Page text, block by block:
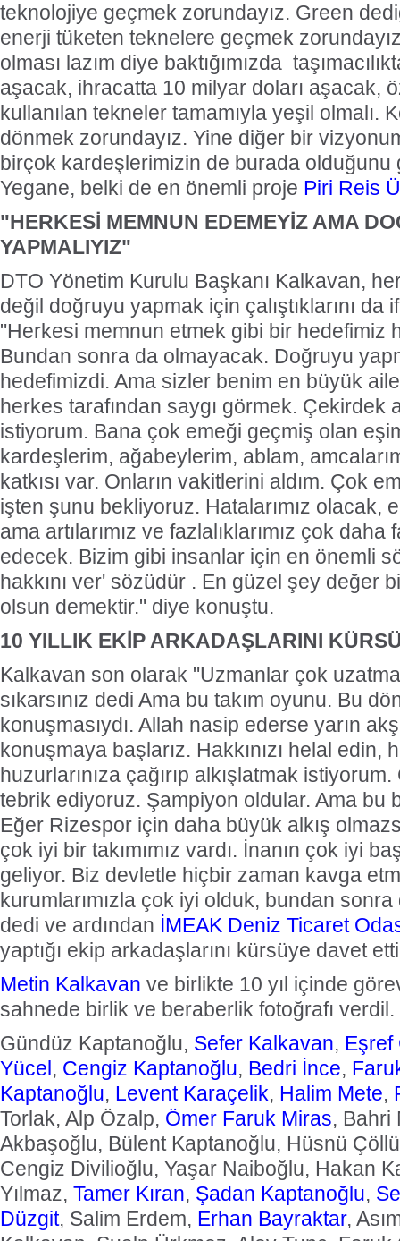
teknolojiye geçmek zorundayız. Green
enerji tüketen teknelere geçmek
olması lazım diye baktığımızda
aşacak, ihracatta 10 milyar doları aşacak,
kullanılan tekneler tamamıyla yeşil olmalı.
dönmek zorundayız. Yine diğer bir
birçok kardeşlerimizin de burada olduğunu
Yegane, belki de en önemli proje Piri Reis
"HERKESİ MEMNUN EDEMEYİZ AMA
YAPMALIYIZ"
DTO Yönetim Kurulu Başkanı Kalkavan,
değil doğruyu yapmak için çalıştıklarını da
"Herkesi memnun etmek gibi bir hedefimiz
Bundan sonra da olmayacak. Doğruyu
hedefimizdi. Ama sizler benim en büyük
herkes tarafından saygı görmek. Çekirdek
istiyorum. Bana çok emeği geçmiş olan
kardeşlerim, ağabeylerim, ablam,
katkısı var. Onların vakitlerini aldım. Çok
işten şunu bekliyoruz. Hatalarımız olacak,
ama artılarımız ve fazlalıklarımız çok
edecek. Bizim gibi insanlar için en önemli
hakkını ver' sözüdür . En güzel şey değer
olsun demektir." diye konuştu.
10 YILLIK EKİP ARKADAŞLARINI
Kalkavan son olarak "Uzmanlar çok
sıkarsınız dedi Ama bu takım oyunu. Bu
konuşmasıydı. Allah nasip ederse yarın
konuşmaya başlarız. Hakkınızı helal edin,
huzurlarınıza çağırıp alkışlatmak istiyorum.
tebrik ediyoruz. Şampiyon oldular. Ama bu
Eğer Rizespor için daha büyük alkış
çok iyi bir takımımız vardı. İnanın çok iyi
geliyor. Biz devletle hiçbir zaman kavga
kurumlarımızla çok iyi olduk, bundan
dedi ve ardından İMEAK Deniz Ticaret
yaptığı ekip arkadaşlarını kürsüye davet
Metin Kalkavan ve birlikte 10 yıl içinde
sahnede birlik ve beraberlik fotoğrafı
Gündüz Kaptanoğlu, Sefer Kalkavan, Eşref
Yücel, Cengiz Kaptanoğlu, Bedri İnce,
Kaptanoğlu, Levent Karaçelik, Halim Mete,
Torlak, Alp Özalp, Ömer Faruk Miras, Bahri
Akbaşoğlu, Bülent Kaptanoğlu, Hüsnü
Cengiz Divilioğlu, Yaşar Naiboğlu, Hakan
Yılmaz, Tamer Kıran, Şadan Kaptanoğlu,
Düzgit, Salim Erdem, Erhan Bayraktar,